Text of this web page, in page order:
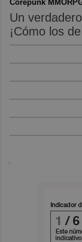
Corepunk
Un
¡Cómo los